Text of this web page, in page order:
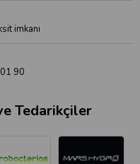
imkanı
90
Tedarikçiler